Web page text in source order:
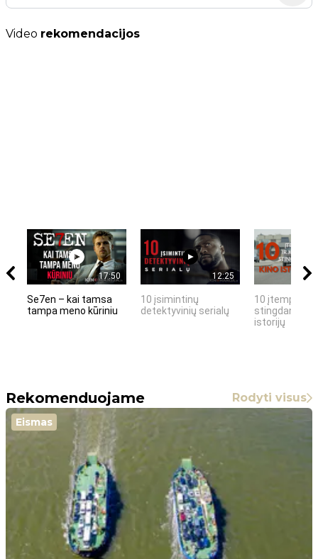
Video rekomendacijos
17:50
Se7en – kai tamsa
tampa meno kūriniu
12:25
10 įsimintinų
detektyvinių serialų
10 įtemptų,
stingdančių
istorijų
Rekomenduojame Rodyti visus
Eismas